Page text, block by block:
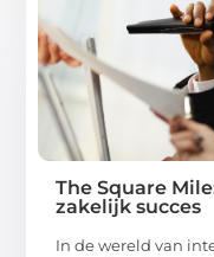
The Square
zakelijk succes
In de wereld van